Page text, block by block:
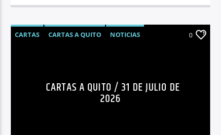
CARTAS CARTAS A QUITO
NOTICIAS
0
CARTAS A QUITO / 31 DE JULIO DE
2026